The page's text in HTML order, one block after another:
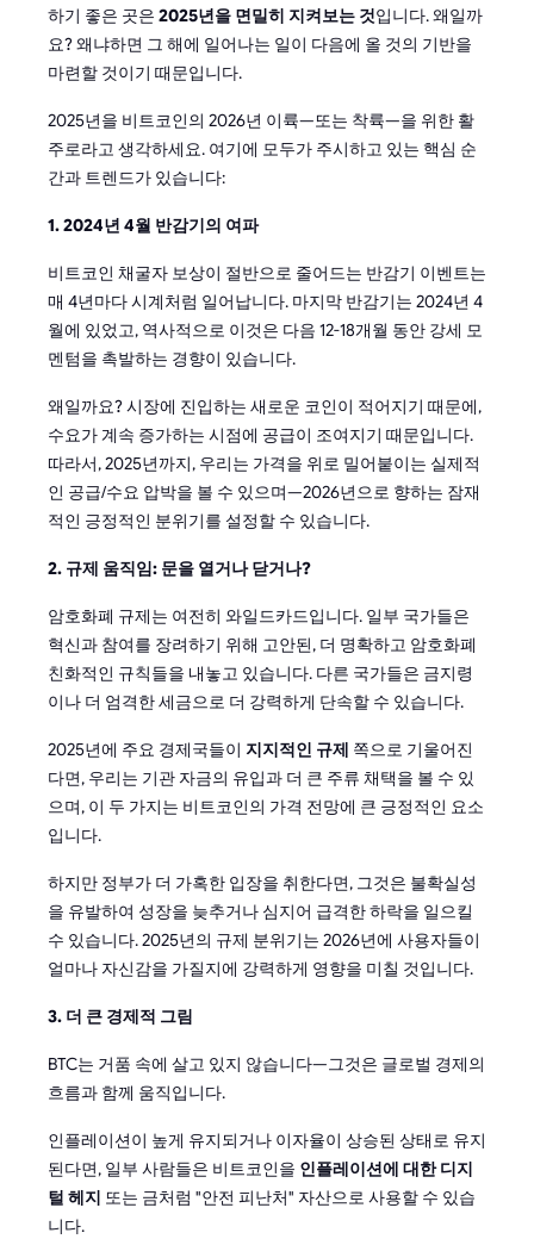
하기 좋은 곳은 2025년을 면밀히 지켜보는 것입니다. 왜일까
요? 왜냐하면 그 해에 일어나는 일이 다음에 올 것의 기반을
마련할 것이기 때문입니다.
2025년을 비트코인의 2026년 이륙—또는 착륙—을 위한 활
주로라고 생각하세요. 여기에 모두가 주시하고 있는 핵심 순
간과 트렌드가 있습니다:
1. 2024년 4월 반감기의 여파
비트코인 채굴자 보상이 절반으로 줄어드는 반감기 이벤트는
매 4년마다 시계처럼 일어납니다. 마지막 반감기는 2024년 4
월에 있었고, 역사적으로 이것은 다음 12-18개월 동안 강세 모
멘텀을 촉발하는 경향이 있습니다.
왜일까요? 시장에 진입하는 새로운 코인이 적어지기 때문에,
수요가 계속 증가하는 시점에 공급이 조여지기 때문입니다.
따라서, 2025년까지, 우리는 가격을 위로 밀어붙이는 실제적
인 공급/수요 압박을 볼 수 있으며—2026년으로 향하는 잠재
적인 긍정적인 분위기를 설정할 수 있습니다.
2. 규제 움직임: 문을 열거나 닫거나?
암호화폐 규제는 여전히 와일드카드입니다. 일부 국가들은
혁신과 참여를 장려하기 위해 고안된, 더 명확하고 암호화폐
친화적인 규칙들을 내놓고 있습니다. 다른 국가들은 금지령
이나 더 엄격한 세금으로 더 강력하게 단속할 수 있습니다.
2025년에 주요 경제국들이 지지적인 규제 쪽으로 기울어진
다면, 우리는 기관 자금의 유입과 더 큰 주류 채택을 볼 수 있
으며, 이 두 가지는 비트코인의 가격 전망에 큰 긍정적인 요소
입니다.
하지만 정부가 더 가혹한 입장을 취한다면, 그것은 불확실성
을 유발하여 성장을 늦추거나 심지어 급격한 하락을 일으킬
수 있습니다. 2025년의 규제 분위기는 2026년에 사용자들이
얼마나 자신감을 가질지에 강력하게 영향을 미칠 것입니다.
3. 더 큰 경제적 그림
BTC는 거품 속에 살고 있지 않습니다—그것은 글로벌 경제의
흐름과 함께 움직입니다.
인플레이션이 높게 유지되거나 이자율이 상승된 상태로 유지
된다면, 일부 사람들은 비트코인을 인플레이션에 대한 디지
털 헤지 또는 금처럼 "안전 피난처" 자산으로 사용할 수 있습
니다.